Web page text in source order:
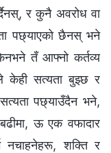
र कुनै अवरोध वा
पछ्याएको छैनस् भने
तँ आफ्नो कर्तव्य
केही सत्यता बुझ्छ र
पछ्याउँदैन भने,
ऊ एक वफादार
नचाहनेहरू, शक्ति र